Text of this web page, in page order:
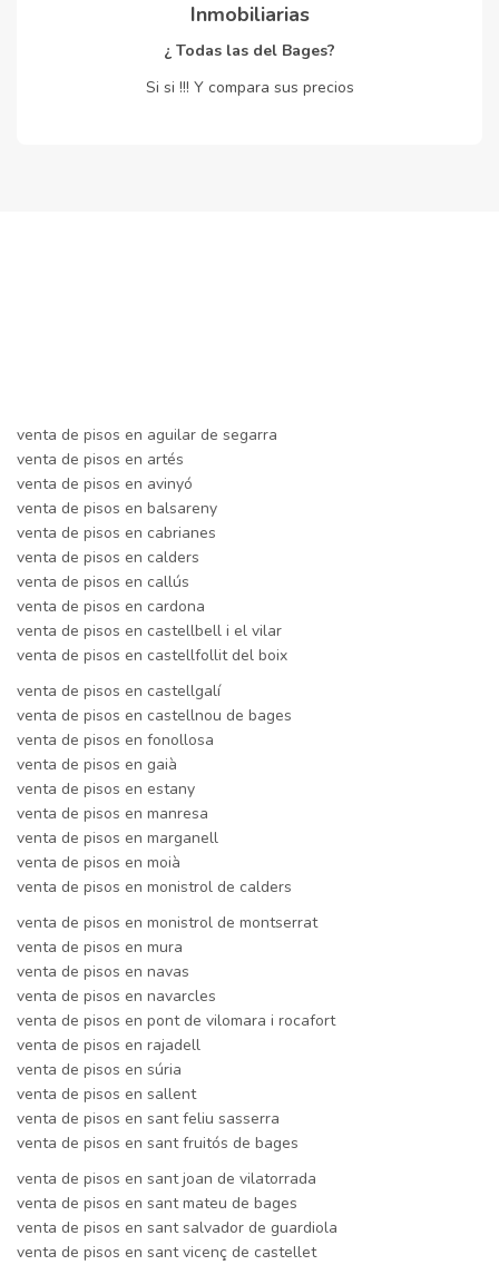
Inmobiliarias
¿ Todas las del Bages?
Si si !!! Y compara sus precios
venta de pisos en aguilar de segarra
venta de pisos en artés
venta de pisos en avinyó
venta de pisos en balsareny
venta de pisos en cabrianes
venta de pisos en calders
venta de pisos en callús
venta de pisos en cardona
venta de pisos en castellbell i el vilar
venta de pisos en castellfollit del boix
venta de pisos en castellgalí
venta de pisos en castellnou de bages
venta de pisos en fonollosa
venta de pisos en gaià
venta de pisos en estany
venta de pisos en manresa
venta de pisos en marganell
venta de pisos en moià
venta de pisos en monistrol de calders
venta de pisos en monistrol de montserrat
venta de pisos en mura
venta de pisos en navas
venta de pisos en navarcles
venta de pisos en pont de vilomara i rocafort
venta de pisos en rajadell
venta de pisos en súria
venta de pisos en sallent
venta de pisos en sant feliu sasserra
venta de pisos en sant fruitós de bages
venta de pisos en sant joan de vilatorrada
venta de pisos en sant mateu de bages
venta de pisos en sant salvador de guardiola
venta de pisos en sant vicenç de castellet